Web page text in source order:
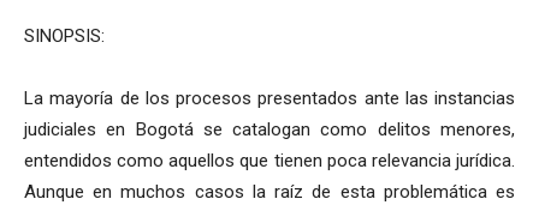
SINOPSIS:
La mayoría de los procesos presentados ante las instancias
judiciales en Bogotá se catalogan como delitos menores,
entendidos como aquellos que tienen poca relevancia jurídica.
Aunque en muchos casos la raíz de esta problemática es